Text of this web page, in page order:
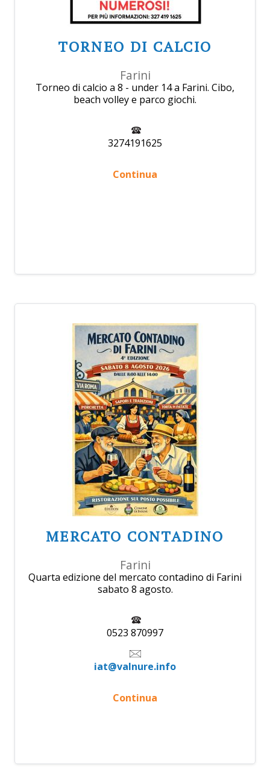
TORNEO DI CALCIO
Farini
Torneo di calcio a 8 - under 14 a Farini. Cibo,
beach volley e parco giochi.
3274191625
Continua
MERCATO CONTADINO
Farini
Quarta edizione del mercato contadino di Farini
sabato 8 agosto.
0523 870997
iat@valnure.info
Continua